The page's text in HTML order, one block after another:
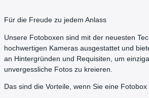
Für die Freude zu jedem Anlass
Unsere Fotoboxen sind mit der neuesten
hochwertigen Kameras ausgestattet und
an Hintergründen und Requisiten, um
unvergessliche Fotos zu kreieren.
Das sind die Vorteile, wenn Sie eine